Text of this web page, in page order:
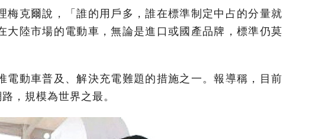
克爾說，「誰的用戶多，誰在標準制定中占的分量就
陸市場的電動車，無論是進口或國產品牌，標準仍莫
動車普及、解決充電難題的措施之一。報導稱，目前
，規模為世界之最。